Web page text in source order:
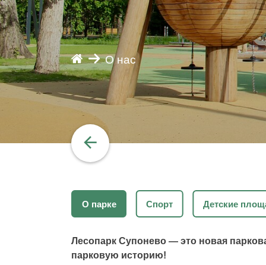
О нас
О парке Спорт Детские
Лесопарк Супонево — это новая
парковую историю!